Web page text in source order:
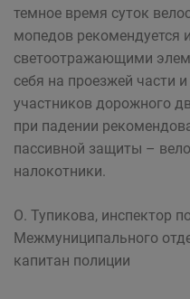
темное время суток
мопедов рекомендуется
светоотражающими
себя на проезжей части
участников дорожного
при падении
пассивной защиты –
налокотники.
О. Тупикова, инспектор
Межмуниципального
капитан полиции